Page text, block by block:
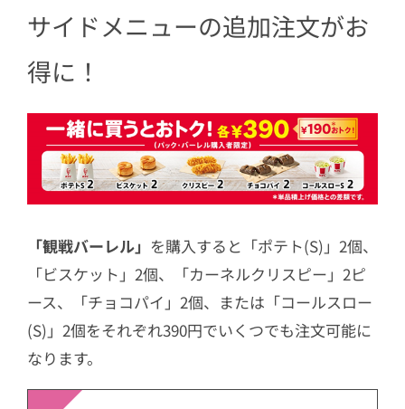
サイドメニューの追加注文がお
得に！
「観戦バーレル」 を購入すると「ポテト(S)」2個、
「ビスケット」2個、「カーネルクリスピー」2ピ
ース、「チョコパイ」2個、または「コールスロー
(S)」2個をそれぞれ390円でいくつでも注文可能に
なります。